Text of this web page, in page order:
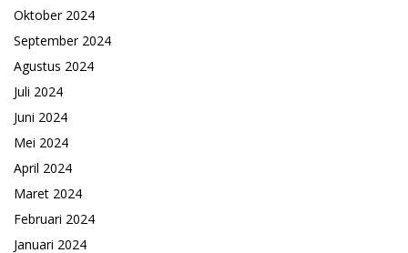
Oktober 2024
September 2024
Agustus 2024
Juli 2024
Juni 2024
Mei 2024
April 2024
Maret 2024
Februari 2024
Januari 2024